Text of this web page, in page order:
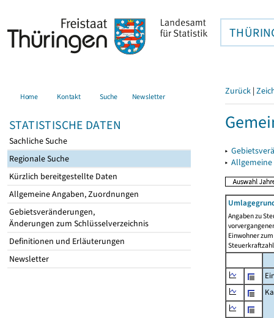
Home Kontakt Suche Newsletter
STATISTISCHE DATEN
Sachliche Suche
Regionale Suche
Kürzlich bereitgestellte Daten
Allgemeine Angaben, Zuordnungen
Gebietsveränderungen,
Änderungen zum Schlüsselverzeichnis
Definitionen und Erläuterungen
Newsletter
Zurück |
▸
▸
Angaben zu
Einwohner